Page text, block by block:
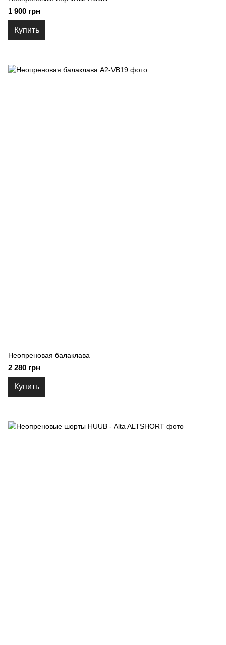
1 900 грн
Купить
Неопреновая балаклава
2 280 грн
Купить